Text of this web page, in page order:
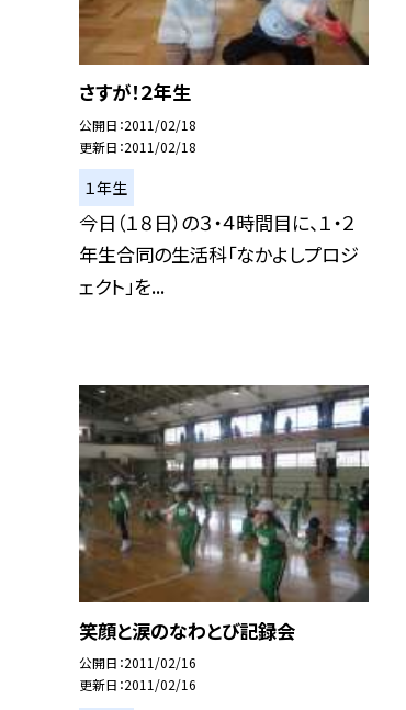
さすが！２年生
公開日 2011/02/18
更新日 2011/02/18
１年生
今日（１８日）の３・４時間目に、１・２
年生合同の生活科「なかよしプロジ
ェクト」を...
笑顔と涙のなわとび記録会
公開日 2011/02/16
更新日 2011/02/16